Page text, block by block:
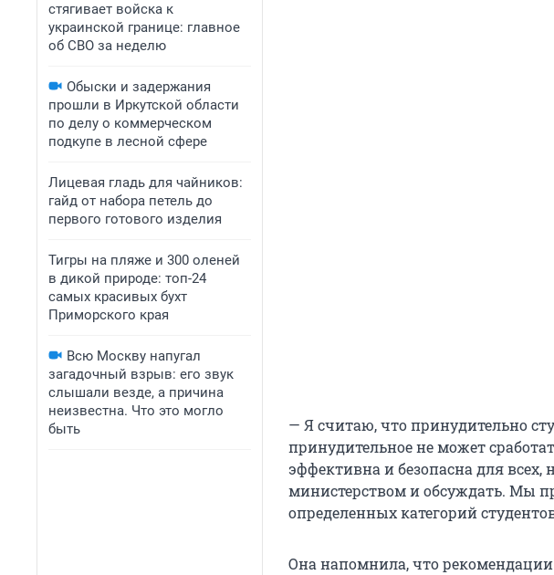
стягивает войска к
украинской границе: главное
об СВО за неделю
Обыски и задержания
прошли в Иркутской области
по делу о коммерческом
подкупе в лесной сфере
Лицевая гладь для чайников:
гайд от набора петель до
первого готового изделия
Тигры на пляже и 300 оленей
в дикой природе: топ-24
самых красивых бухт
Приморского края
Всю Москву напугал
загадочный взрыв: его звук
слышали везде, а причина
неизвестна. Что это могло
быть
— Я считаю, что принудительно
принудительное не может
эффективна и безопасна для всех,
министерством и обсуждать. Мы
определенных категорий
Она напомнила, что